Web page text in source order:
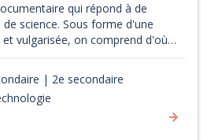
qui répond à de
science. Sous forme d'une
vulgarisée, on comprend d'où
onde électromagnétique,
... autant de notions et de
| 2e secondaire